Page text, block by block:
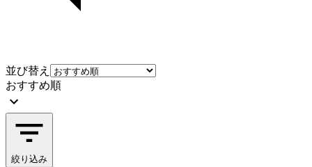
並び替え
おすすめ順
絞り込み